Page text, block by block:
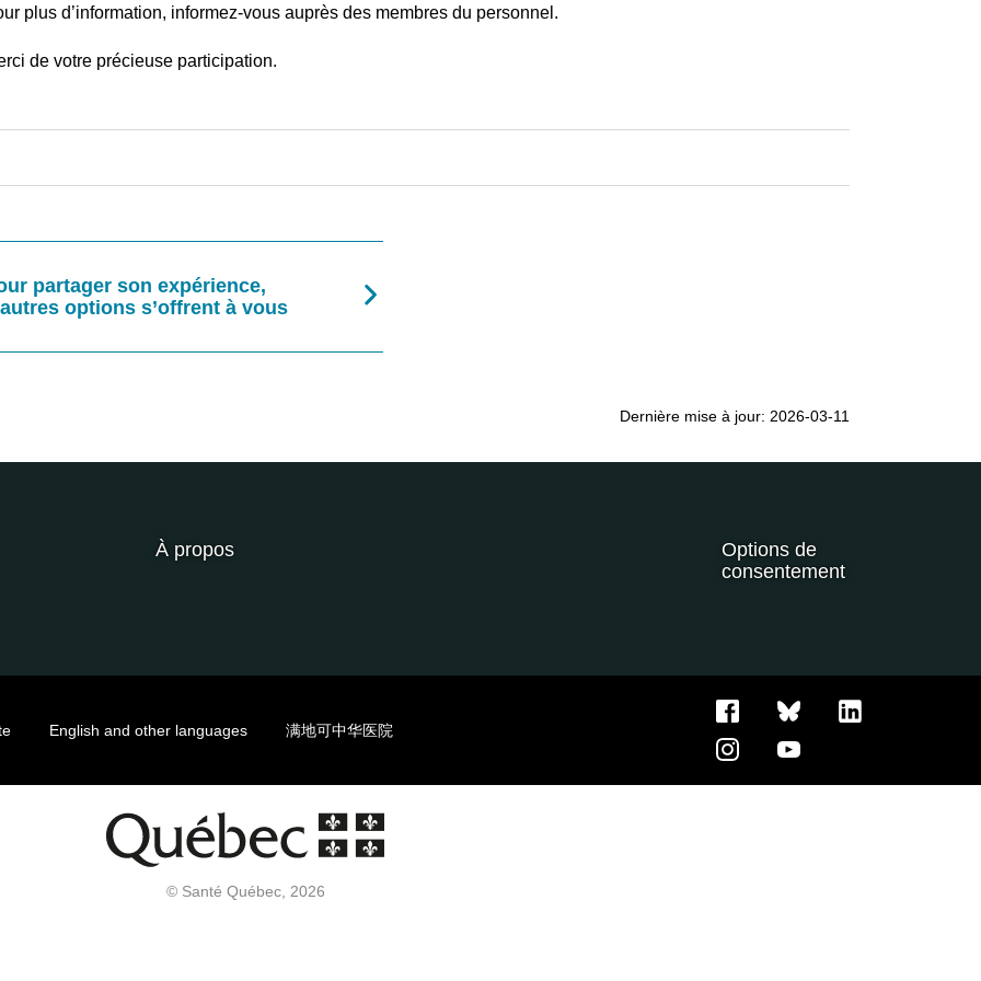
plus d’information, informez-vous auprès des membres du personnel.
de votre précieuse participation.
partager son expérience,
options s’offrent à vous
Dernière mise à jour: 2026-03-11
À propos
Options de
consentement
English and other languages 满地可中华医院
© Santé Québec, 2026